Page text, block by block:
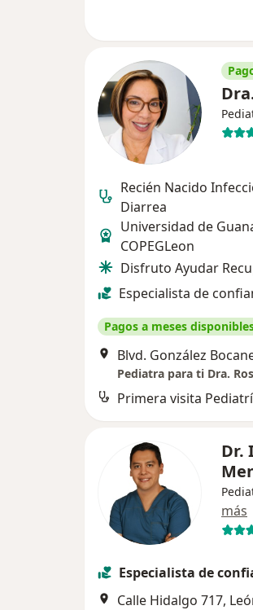
Recién Nacido
Diarrea
Universidad de
COPEGLeon
Disfruto Ayudar
Especialista de
Pagos a meses
Blvd. González
Pediatra para ti Dra.
Primera visita
Dr.
más
Especialista de
Calle Hidalgo 717,